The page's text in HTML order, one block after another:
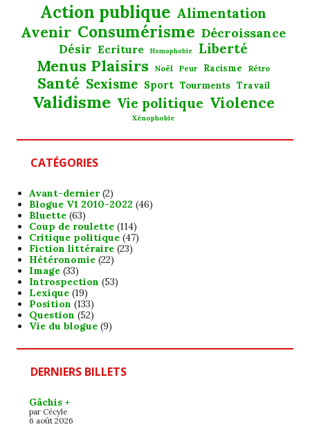
Action publique Alimentation
Avenir Consumérisme Décroissance
Désir Ecriture Homophobie Liberté
Menus Plaisirs Noël Peur Racisme Rétro
Santé Sexisme Sport Tourments Travail
Validisme Vie politique Violence
Xénophobie
CATÉGORIES
Avant-dernier(2)
Blogue V1 2010-2022 (46)
Bluette(63)
Coup de roulette(114)
Critique politique(47)
Fiction littéraire(23)
Hétéronomie(22)
Image(33)
Introspection (53)
Lexique(19)
Position (133)
Question (52)
Vie du blogue(9)
DERNIERS BILLETS
Gâchis +
par Cécyle
6 août 2026